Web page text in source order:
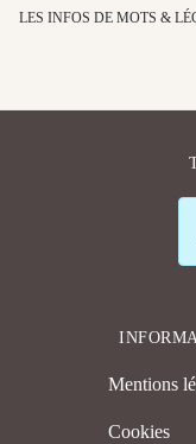
LES INFOS DE MOTS &
Mentions
Cookies